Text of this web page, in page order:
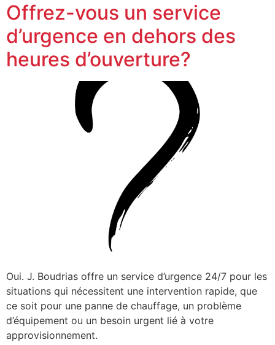
Offrez-vous un service
d’urgence en dehors des
heures d’ouverture?
Oui. J. Boudrias offre un service d’urgence 24/7 pour les
situations qui nécessitent une intervention rapide, que
ce soit pour une panne de chauffage, un problème
d’équipement ou un besoin urgent lié à votre
approvisionnement.